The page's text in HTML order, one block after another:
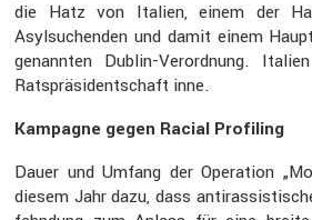
die Hatz von Italien, einem der
Asylsu­chenden und damit einem
genannten Dublin-Verord­nung.
Ratsprä­si­dent­schaft inne.
Kampagne gegen Racial Profiling
Dauer und Umfang der Opera­tion
diesem Jahr dazu, dass